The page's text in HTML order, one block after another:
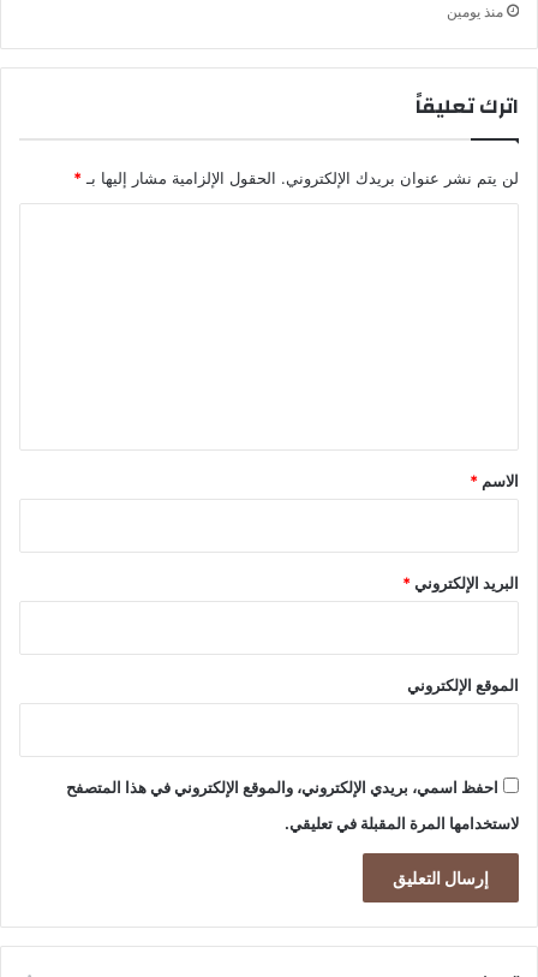
منذ يومين
اترك تعليقاً
لن يتم نشر عنوان بريدك الإلكتروني. الحقول الإلزامية مشار إليها بـ *
*
الاسم *
البريد الإلكتروني*
الموقع الإلكتروني
احفظ اسمي، بريدي الإلكتروني، والموقع الإلكتروني في هذا المتصفح
لاستخدامها المرة المقبلة في تعليقي.